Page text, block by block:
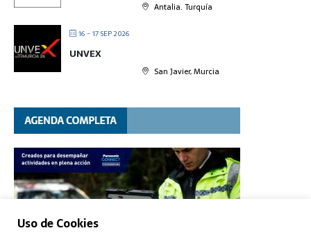
Antalia. Turquía
16 - 17 SEP 2026
UNVEX
San Javier, Murcia
Uso de Cookies